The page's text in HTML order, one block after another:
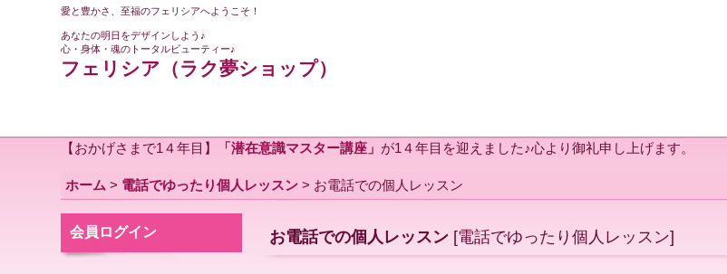
愛と豊かさ、至福のフェリシアへようこそ！
あなたの明日をデザインしよう♪
心・身体・魂のトータルビューティー♪
フェリシア（ラク夢ショップ）
【おかげさまで1４年目】 「潜在意識マスター講座」 が1４年目を迎えました♪心より御礼申し上げます。
ホーム > 電話でゆったり個人レッスン > お電話での個人レッスン
会員ログイン お電話での個人レッスン [電話でゆったり個人レッスン]